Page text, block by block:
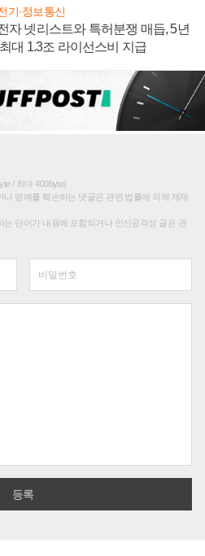
기·정보통신
자 넷리스트와 특허분쟁 매듭, 5년
대 1.3조 라이선스비 지급
/ 최대 400byte)
명예를 훼손하는 댓글은 관련 법률에 의해 제재
는 단어가 내용에 포함되거나 인신공격성 글은 관